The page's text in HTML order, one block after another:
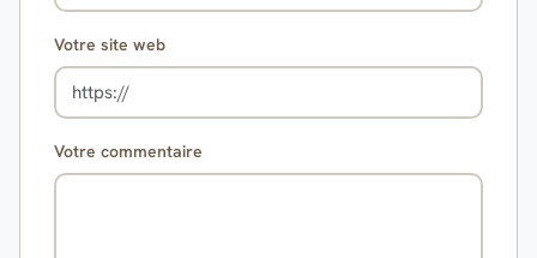
Votre site web
Votre commentaire